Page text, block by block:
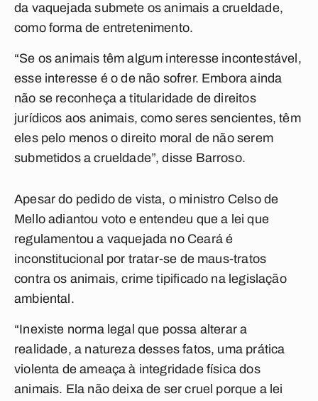
da vaquejada submete os animais a crueldade,
como forma de entretenimento.
“Se os animais têm algum interesse incontestável,
esse interesse é o de não sofrer. Embora ainda
não se reconheça a titularidade de direitos
jurídicos aos animais, como seres sencientes, têm
eles pelo menos o direito moral de não serem
submetidos a crueldade”, disse Barroso.
Apesar do pedido de vista, o ministro Celso de
Mello adiantou voto e entendeu que a lei que
regulamentou a vaquejada no Ceará é
inconstitucional por tratar-se de maus-tratos
contra os animais, crime tipificado na legislação
ambiental.
“Inexiste norma legal que possa alterar a
realidade, a natureza desses fatos, uma prática
violenta de ameaça à integridade física dos
animais. Ela não deixa de ser cruel porque a lei